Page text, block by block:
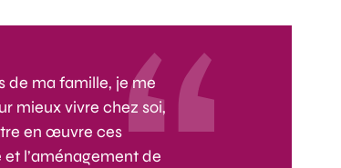
de ma famille, je me
mieux vivre chez soi,
en œuvre ces
l’aménagement de